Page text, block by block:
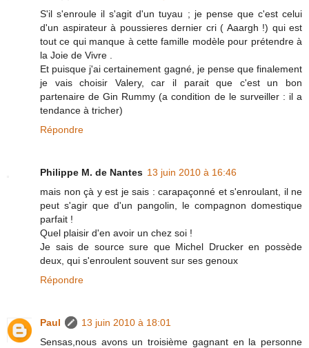
S'il s'enroule il s'agit d'un tuyau ; je pense que c'est celui
d'un aspirateur à poussieres dernier cri ( Aaargh !) qui est
tout ce qui manque à cette famille modèle pour prétendre à
la Joie de Vivre .
Et puisque j'ai certainement gagné, je pense que finalement
je vais choisir Valery, car il parait que c'est un bon
partenaire de Gin Rummy (a condition de le surveiller : il a
tendance à tricher)
Répondre
Philippe M. de Nantes 13 juin 2010 à 16:46
mais non çà y est je sais : carapaçonné et s'enroulant, il ne
peut s'agir que d'un pangolin, le compagnon domestique
parfait !
Quel plaisir d'en avoir un chez soi !
Je sais de source sure que Michel Drucker en possède
deux, qui s'enroulent souvent sur ses genoux
Répondre
Paul
13 juin 2010 à 18:01
Sensas,nous avons un troisième gagnant en la personne